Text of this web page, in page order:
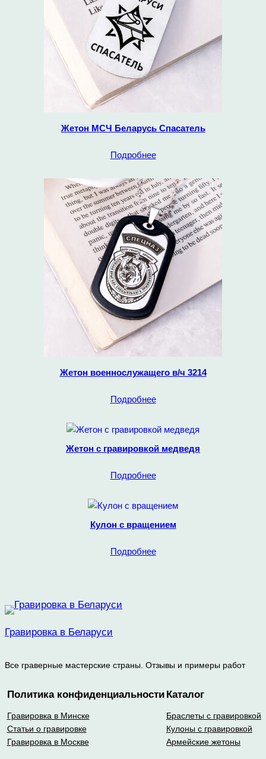
Жетон МСЧ Беларусь Спасатель
Подробнее
Жетон военнослужащего в/ч 3214
Подробнее
Жетон с гравировкой медведя
Подробнее
Кулон с вращением
Подробнее
Гравировка в Беларуси
Все граверные мастерские страны. Отзывы и примеры работ
Политика конфиденциальности
Гравировка в Минске
Статьи о гравировке
Гравировка в Москве
Каталог
Браслеты с гравировкой
Кулоны с гравировкой
Армейские жетоны